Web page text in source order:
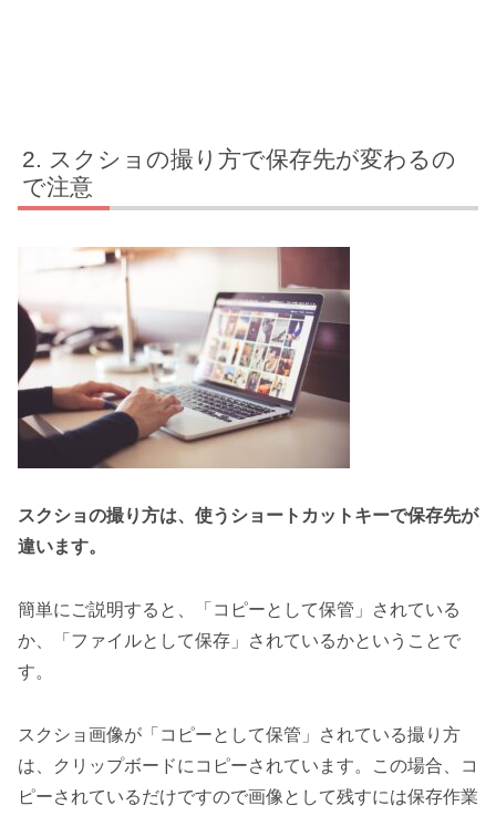
スクショの撮り方で保存先が変わるの
で注意
スクショの撮り方は、使うショートカットキーで保存先が
違います。
簡単にご説明すると、「コピーとして保管」されている
か、「ファイルとして保存」されているかということで
す。
スクショ画像が「コピーとして保管」されている撮り方
は、クリップボードにコピーされています。この場合、コ
ピーされているだけですので画像として残すには保存作業